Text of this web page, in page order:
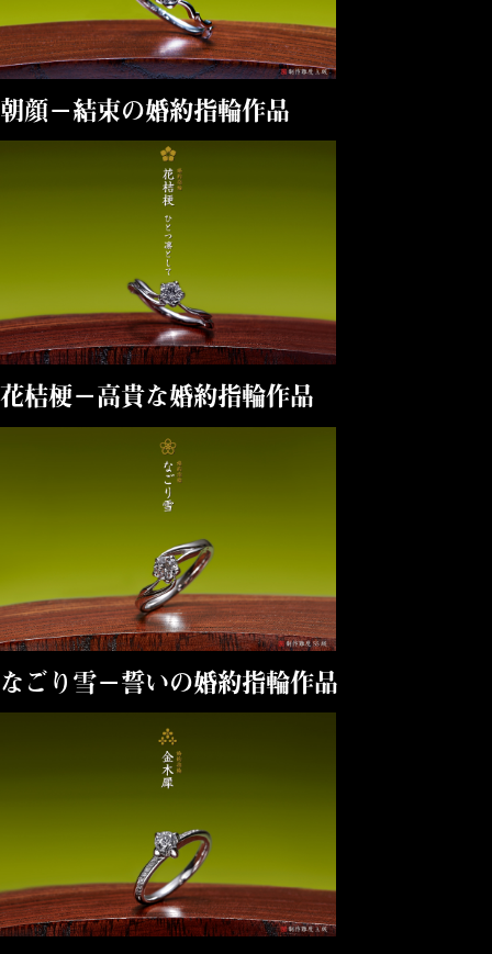
朝顔－結束の婚約指輪作品
花桔梗－高貴な婚約指輪作品
なごり雪－誓いの婚約指輪作品